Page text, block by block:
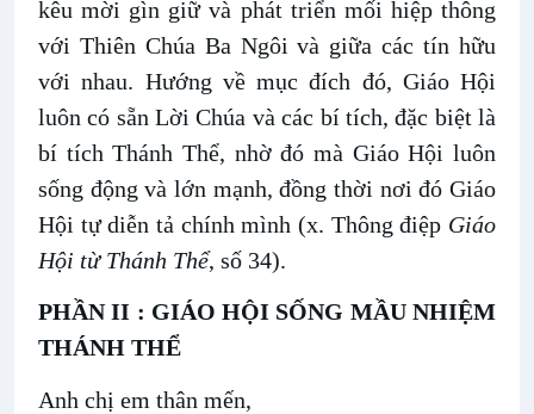
kêu mời gìn giữ và phát triển mối hiệp thông
với Thiên Chúa Ba Ngôi và giữa các tín hữu
với nhau. Hướng về mục đích đó, Giáo Hội
luôn có sẵn Lời Chúa và các bí tích, đặc biệt là
bí tích Thánh Thể, nhờ đó mà Giáo Hội luôn
sống động và lớn mạnh, đồng thời nơi đó Giáo
Hội tự diễn tả chính mình (x. Thông điệp Giáo
Hội từ Thánh Thể, số 34).
PHẦN II : GIÁO HỘI SỐNG MẦU NHIỆM
THÁNH THỂ
Anh chị em thân mến,